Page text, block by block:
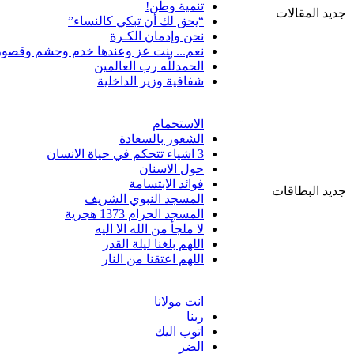
جديد المقالات
تنمية وطن!
“يحق لك أن تبكي كالنساء”
نحن وإدمان الكـرة
نعم... بنت عز وعندها خدم وحشم
الحمدللّه رب العالمين
شفافية وزير الداخلية
جديد البطاقات
الاستحمام
الشعور بالسعادة
3 اشياء تتحكم في حياة الانسان
حول الاسنان
فوائد الابتسامة
المسجد النبوي الشريف
المسجد الحرام 1373 هجرية
لا ملجأ من الله الا اليه
اللهم بلغنا ليلة القدر
اللهم اعتقنا من النار
انت مولانا
ربنا
اتوب اليك
الضر